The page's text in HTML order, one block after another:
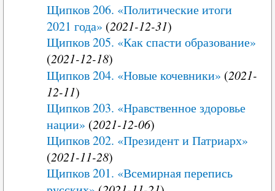
Щипков 206. «Политические итоги
2021 года» (2021-12-31)
Щипков 205. «Как спасти образование»
(2021-12-18)
Щипков 204. «Новые кочевники» (2021-
12-11)
Щипков 203. «Нравственное здоровье
нации» (2021-12-06)
Щипков 202. «Президент и Патриарх»
(2021-11-28)
Щипков 201. «Всемирная перепись